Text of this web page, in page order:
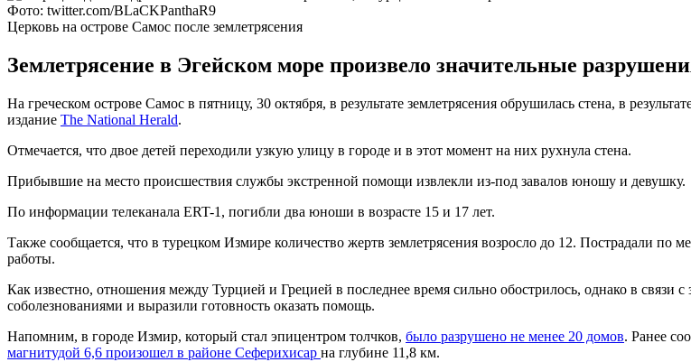
Фото: twitter.com/BLaCKPanthaR9
Церковь на острове Самос после землетрясения
Землетрясение в Эгейском море произвело значительные
На греческом острове Самос в пятницу, 30 октября, в результате землетрясения обрушилась стена, в
издание The National Herald.
Отмечается, что двое детей переходили узкую улицу в городе и в этот момент на них рухнула стена.
Прибывшие на место происшествия службы экстренной помощи извлекли из-под завалов юношу и девушку.
По информации телеканала ERT-1, погибли два юноши в возрасте 15 и 17 лет.
Также сообщается, что в турецком Измире количество жертв землетрясения возросло до 12. Пострадали по
работы.
Как известно, отношения между Турцией и Грецией в последнее время сильно обострилось, однако в связи с
соболезнованиями и выразили готовность оказать помощь.
Напомним, в городе Измир, который стал эпицентром толчков, было разрушено не менее 20 домов. Ранее
магнитудой 6,6 произошел в районе Сеферихисар на глубине 11,8 км.